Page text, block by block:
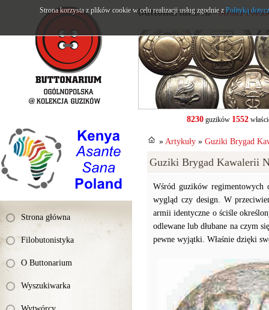
Strona główna
Filobutonistyka
O Buttonarium
Wyszukiwarka
buttonarium.eu- Strona
8230guzików 1552
» Artykuły » Guziki Brygad
Guziki Brygad Kawalerii
Wśród guzików regimentowych
wygląd czy design. W
armii identyczne o ściśle
odlewane lub dłubane na czym
pewne wyjątki. Właśnie dzięki
Strona korzysta z plików cookie w celu realizacji usług zgodnie zPolityką